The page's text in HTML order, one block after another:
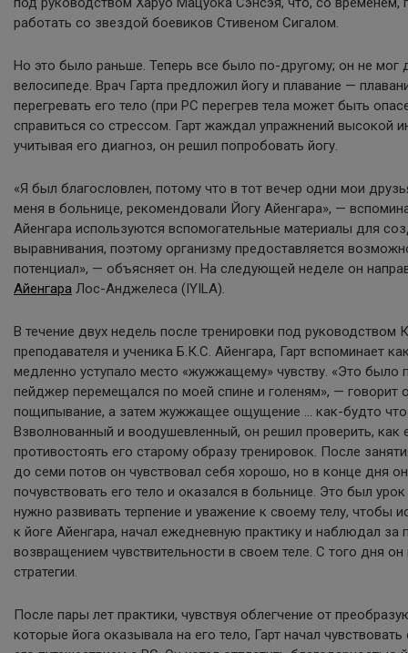
работать со звездой боевиков Стивеном Сигалом.
Но это было раньше. Теперь все было по-другому; он не мог
велосипеде. Врач Гарта предложил йогу и плавание —
перегревать его тело (при РС перегрев тела может быть
справиться со стрессом. Гарт жаждал упражнений высокой
учитывая его диагноз, он решил попробовать йогу.
«Я был благословлен, потому что в тот вечер одни мои
меня в больнице, рекомендовали Йогу Айенгара», —
Айенгара используются вспомогательные материалы для
выравнивания, поэтому организму предоставляется
потенциал», — объясняет он. На следующей неделе он
Айенгара Лос-Анджелеса (IYILA).
В течение двух недель после тренировки под руководством
преподавателя и ученика Б.К.С. Айенгара, Гарт вспоминает
медленно уступало место «жужжащему» чувству. «Это было
пейджер перемещался по моей спине и голеням», — говорит
пощипывание, а затем жужжащее ощущение … как-будто
Взволнованный и воодушевленный, он решил проверить, как
противостоять его старому образу тренировок. После
до семи потов он чувствовал себя хорошо, но в конце дня
почувствовать его тело и оказался в больнице. Это был
нужно развивать терпение и уважение к своему телу, чтобы
к йоге Айенгара, начал ежедневную практику и наблюдал за
возвращением чувствительности в своем теле. С того дня
стратегии.
После пары лет практики, чувствуя облегчение от
которые йога оказывала на его тело, Гарт начал